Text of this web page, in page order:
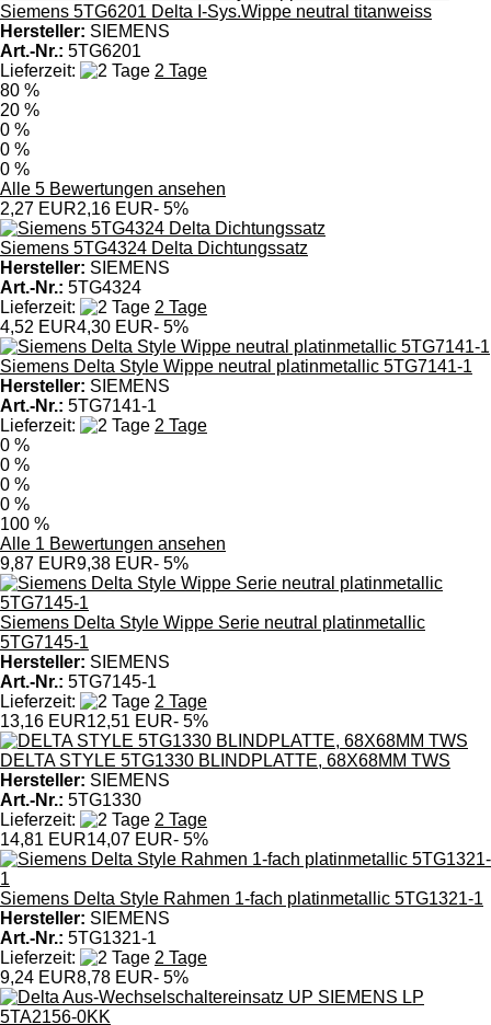
Siemens 5TG6201 Delta I-Sys.Wippe neutral titanweiss
Hersteller: SIEMENS
Art.-Nr.: 5TG6201
Lieferzeit:
2 Tage
80 %
20 %
0 %
0 %
0 %
Alle 5 Bewertungen ansehen
2,27 EUR2,16 EUR- 5%
Siemens 5TG4324 Delta Dichtungssatz
Hersteller: SIEMENS
Art.-Nr.: 5TG4324
Lieferzeit:
2 Tage
4,52 EUR4,30 EUR- 5%
Siemens Delta Style Wippe neutral platinmetallic 5TG7141-1
Hersteller: SIEMENS
Art.-Nr.: 5TG7141-1
Lieferzeit:
2 Tage
0 %
0 %
0 %
0 %
100 %
Alle 1 Bewertungen ansehen
9,87 EUR9,38 EUR- 5%
Siemens Delta Style Wippe Serie neutral platinmetallic
5TG7145-1
Hersteller: SIEMENS
Art.-Nr.: 5TG7145-1
Lieferzeit:
2 Tage
13,16 EUR12,51 EUR- 5%
DELTA STYLE 5TG1330 BLINDPLATTE, 68X68MM TWS
Hersteller: SIEMENS
Art.-Nr.: 5TG1330
Lieferzeit:
2 Tage
14,81 EUR14,07 EUR- 5%
Siemens Delta Style Rahmen 1-fach platinmetallic 5TG1321-1
Hersteller: SIEMENS
Art.-Nr.: 5TG1321-1
Lieferzeit:
2 Tage
9,24 EUR8,78 EUR- 5%